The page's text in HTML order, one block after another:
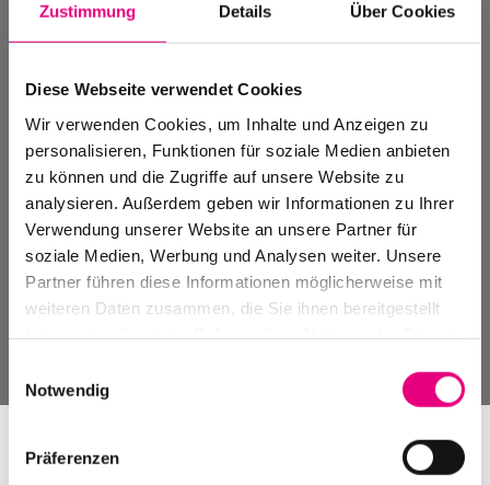
Zustimmung Details Über Cookies
Diese Webseite verwendet Cookies
Wir verwenden Cookies, um Inhalte und Anzeigen zu
personalisieren, Funktionen für soziale Medien anbieten
zu können und die Zugriffe auf unsere Website zu
analysieren. Außerdem geben wir Informationen zu Ihrer
Verwendung unserer Website an unsere Partner für
soziale Medien, Werbung und Analysen weiter. Unsere
Partner führen diese Informationen möglicherweise mit
weiteren Daten zusammen, die Sie ihnen bereitgestellt
Notwendig
Präferenzen